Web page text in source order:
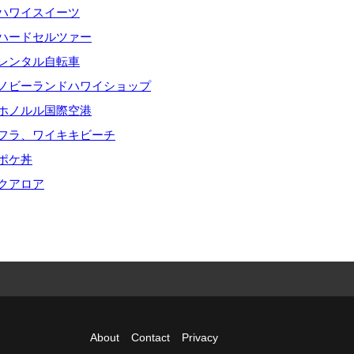
ワイスイーツ
ードセルツァー
ンタル自転車
ノビーランドハワイショップ
ノルル国際空港
ラ、ワイキキビーチ
ケ丼
アロア
About Contact
Privacy